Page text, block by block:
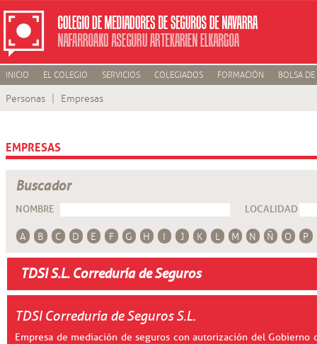
INICIO EL COLEGIO SERVICIOS COLEGIADOS FORMACIÓN BOLSA
Personas Empresas
EMPRESAS
Buscador
NOMBRE LOCALIDAD
A B C D E F G H I J K L M N Ñ O P
TDSI S.L. Correduría de Seguros
TDSI Correduría de Seguros S.L.
Empresa de mediación de seguros con autorización del Gobierno